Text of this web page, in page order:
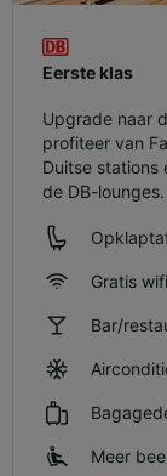
Eerste klas
Upgrade naar
profiteer van
Duitse
de DB-lounges.
Gratis wifi
Bar/
Meer